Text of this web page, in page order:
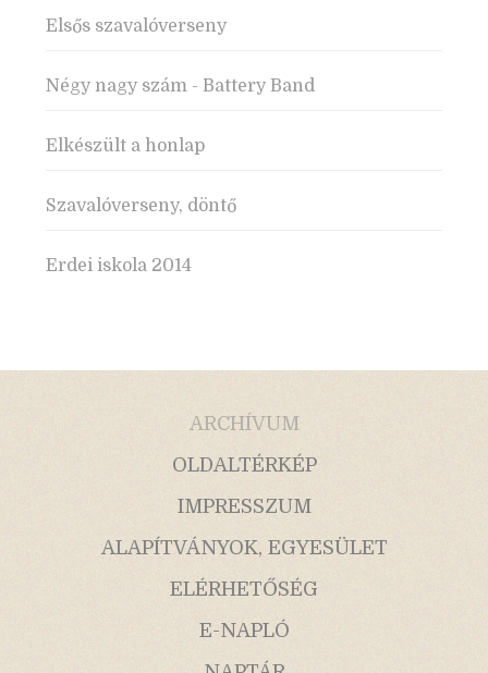
Elsős szavalóverseny
Négy nagy szám - Battery Band
Elkészült a honlap
Szavalóverseny, döntő
Erdei iskola 2014
ARCHÍVUM
OLDALTÉRKÉP
IMPRESSZUM
ALAPÍTVÁNYOK, EGYESÜLET
ELÉRHETŐSÉG
E-NAPLÓ